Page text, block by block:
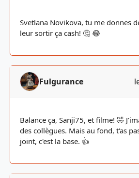
Svetlana Novikova, tu me donnes
leur sortir ça cash! 🤔 😂
Fulgurance
Balance ça, Sanji75, et filme! 🤣
des collègues. Mais au fond, t'as
joint, c'est la base. 👍